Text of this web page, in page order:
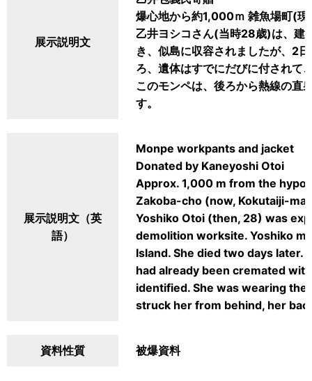
展示説明文
爆心地から約1,000ｍ 雑魚場町(
乙井ヨシコさん(当時28歳)は、建
き、似島に収容されましたが、2
ろ、遺体はすでにだびに付されて
このモンペは、後ろから熱線の直
す。
展示説明文（英
語）
Monpe workpants and jacket
Donated by Kaneyoshi Otoi
Approx. 1,000 m from the
Zakoba-cho (now, Kokutaiji-
Yoshiko Otoi (then, 28) was
demolition worksite. Yoshiko
Island. She died two days
had already been cremated
identified. She was wearing
struck her from behind, her
資料性質 被爆資料